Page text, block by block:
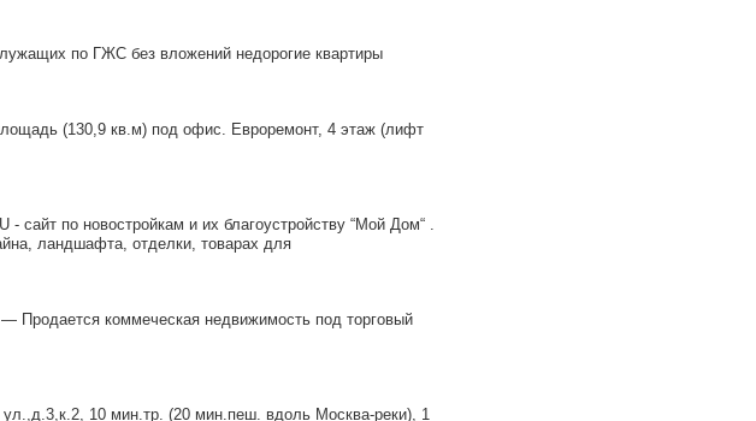
по ГЖС без вложений недорогие квартиры
(130,9 кв.м) под офис. Евроремонт, 4 этаж (лифт
сайт по новостройкам и их благоустройству “Мой Дом“ .
ландшафта, отделки, товарах для
— Продается коммеческая недвижимость под торговый
10 мин.тр. (20 мин.пеш. вдоль Москва-реки), 1